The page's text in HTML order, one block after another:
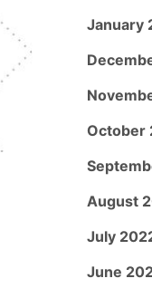
January
October
August
July
June